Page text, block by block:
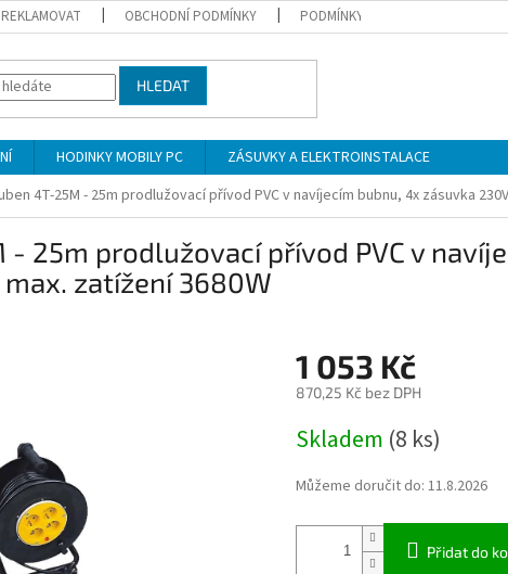
OBCHODNÍ PODMÍNKY PODMÍNKY OCHRANY OSOBNÍCH
HLEDAT
HODINKY MOBILY PC
ZÁSUVKY A ELEKTROINSTALACE
4T-25M - 25m prodlužovací přívod PVC v navíjecím bubnu, 4x zásuvka
- 25m prodlužovací přívod PVC v
zatížení 3680W
1 053 Kč
870,25 Kč bez DPH
cena:
Skladem (8 ks)
Můžeme doručit do: 11.8.2026
Přidat do